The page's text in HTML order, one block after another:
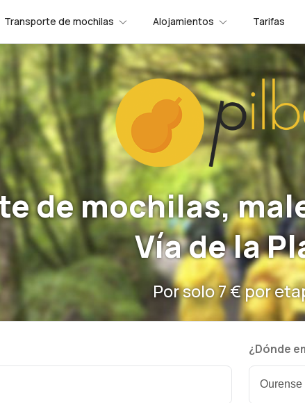
Transporte de mochilas Alojamientos Tarifas
de mochilas,
Vía de la
Por solo 7 € por
¿Dónde